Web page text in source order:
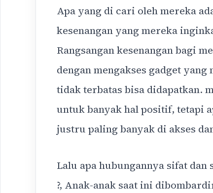
Apa yang di cari oleh mereka
kesenangan yang mereka
Rangsangan kesenangan bagi
dengan mengakses gadget
tidak terbatas bisa didapatkan.
untuk banyak hal positif, tetapi
justru paling banyak di akses
Lalu apa hubungannya sifat
?, Anak-anak saat ini